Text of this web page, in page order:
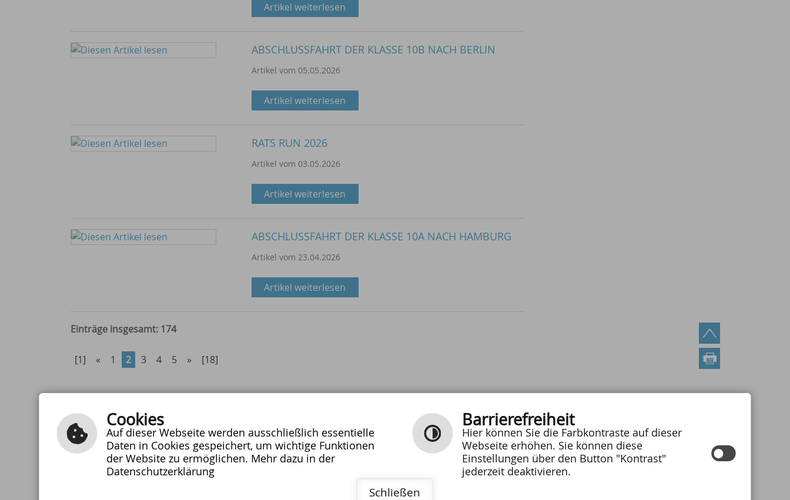
Artikel weiterlesen
ABSCHLUSSFAHRT DER KLASSE 10B NACH BERLIN
Artikel vom 05.05.2026
Artikel weiterlesen
RATS RUN 2026
Artikel vom 03.05.2026
Artikel weiterlesen
ABSCHLUSSFAHRT DER KLASSE 10A NACH HAMBURG
Artikel vom 23.04.2026
Artikel weiterlesen
Einträge insgesamt: 174
[1] « 1 2 3 4 5 » [18]
Schulzentrum Bühlertann
Schulstraße 10
Telefon:
E-MAIL SCHREIBEN
Barrierefreiheit
Cookies
Auf dieser Webseite werden ausschließlich essentielle
Daten in Cookies gespeichert, um wichtige Funktionen
der Website zu ermöglichen. Mehr dazu in der
Datenschutzerklärung
Barrierefreiheit
Hier können Sie die Farbkontraste auf dieser
Webseite erhöhen. Sie können diese
Einstellungen über den Button "Kontrast"
jederzeit deaktivieren.
Schließen